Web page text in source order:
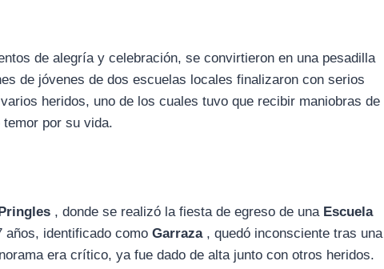
de alegría y celebración, se convirtieron en una pesadilla
de jóvenes de dos escuelas locales finalizaron con serios
heridos, uno de los cuales tuvo que recibir maniobras de
temor por su vida.
, donde se realizó la fiesta de egreso de una Escuela
años, identificado comoGarraza, quedó inconsciente tras una
era crítico, ya fue dado de alta junto con otros heridos.